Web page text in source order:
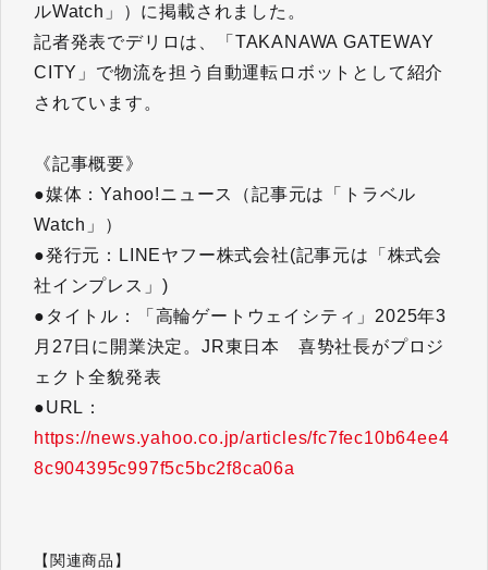
ルWatch」）に掲載されました。
記者発表でデリロは、「TAKANAWA GATEWAY
CITY」で物流を担う自動運転ロボットとして紹介
されています。
《記事概要》
●媒体：Yahoo!ニュース（記事元は「トラベル
Watch」）
●発行元：LINEヤフー株式会社(記事元は「株式会
社インプレス」)
●タイトル：「高輪ゲートウェイシティ」2025年3
月27日に開業決定。JR東日本 喜㔟社長がプロジ
ェクト全貌発表
●URL：
https://news.yahoo.co.jp/articles/fc7fec10b64ee4
8c904395c997f5c5bc2f8ca06a
【関連商品】